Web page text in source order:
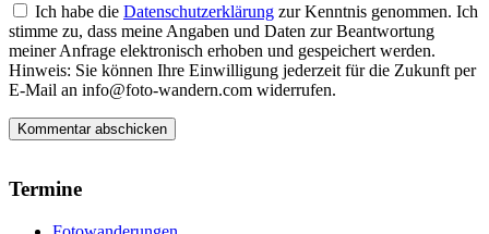
Ich habe die Datenschutzerklärung zur Kenntnis genommen. Ich
stimme zu, dass meine Angaben und Daten zur Beantwortung
meiner Anfrage elektronisch erhoben und gespeichert werden.
Hinweis: Sie können Ihre Einwilligung jederzeit für die Zukunft per
E-Mail an info@foto-wandern.com widerrufen.
Termine